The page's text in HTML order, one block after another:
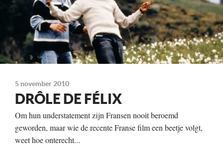
vanaf 8 februari
5 november 2010
DRÔLE DE FÉLIX
Om hun understatement zijn Fransen nooit beroemd
geworden, maar wie de recente Franse film een beetje volgt,
weet hoe onterecht...